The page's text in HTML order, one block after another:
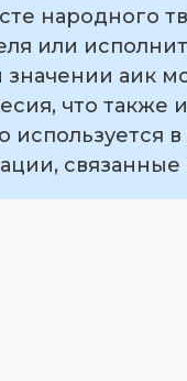
народного
или
значении аик
что также
используется